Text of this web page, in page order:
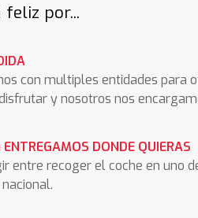
por...
con multiples entidades para
y nosotros nos
DONDE QUIERAS
entre recoger el coche en uno